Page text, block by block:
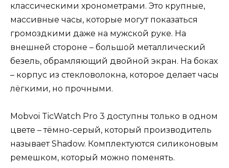
классическими хронометрами. Это крупные,
массивные часы, которые могут показаться
громоздкими даже на мужской руке. На
внешней стороне – большой металлический
безель, обрамляющий двойной экран. На боках
– корпус из стекловолокна, которое делает часы
лёгкими, но прочными.
Mobvoi TicWatch Pro 3 доступны только в одном
цвете – тёмно-серый, который производитель
называет Shadow. Комплектуются силиконовым
ремешком, который можно поменять.